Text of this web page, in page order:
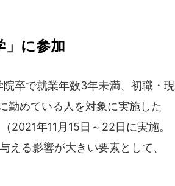
」に参加
卒で就業年数3年未満、初職・現
勤めている人を対象に実施した
2021年11月15日～22日に実施。
る影響が大きい要素として、